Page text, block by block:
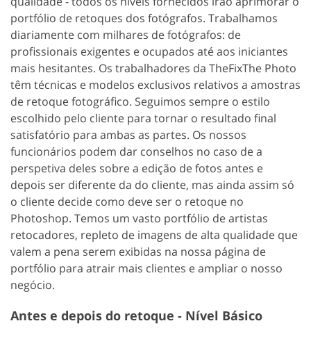
portfólio de retoques dos fotógrafos. Trabalhamos
diariamente com milhares de fotógrafos: de
profissionais exigentes e ocupados até aos iniciantes
mais hesitantes. Os trabalhadores da TheFixThe Photo
têm técnicas e modelos exclusivos relativos a amostras
de retoque fotográfico. Seguimos sempre o estilo
escolhido pelo cliente para tornar o resultado final
satisfatório para ambas as partes. Os nossos
funcionários podem dar conselhos no caso de a
perspetiva deles sobre a edição de fotos antes e
depois ser diferente da do cliente, mas ainda assim só
o cliente decide como deve ser o retoque no
Photoshop. Temos um vasto portfólio de artistas
retocadores, repleto de imagens de alta qualidade que
valem a pena serem exibidas na nossa página de
portfólio para atrair mais clientes e ampliar o nosso
negócio.
Antes e depois do retoque - Nível Básico